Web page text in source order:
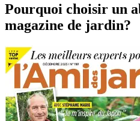
Pourquoi choisir un
magazine de jardin?